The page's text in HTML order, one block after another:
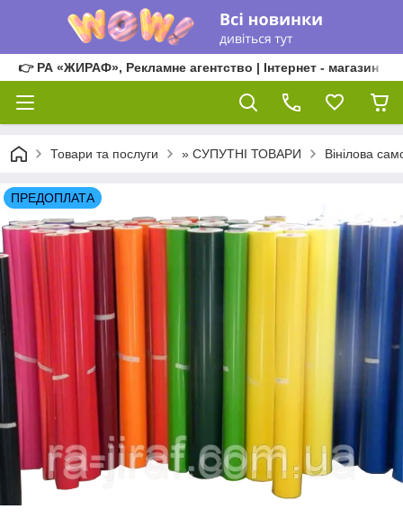
👉 РА «ЖИРАФ», Рекламне агентство | Інтернет - магазин
Товари та послуги » СУПУТНІ ТОВАРИ Вінілова
ПРЕДОПЛАТА